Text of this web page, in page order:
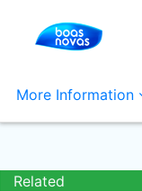
More Information
Related